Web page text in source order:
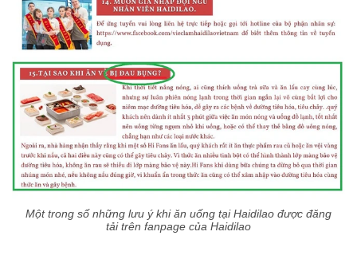
Một trong số những lưu ý khi ăn uống tại Haidilao được đăng
tải trên fanpage của Haidilao